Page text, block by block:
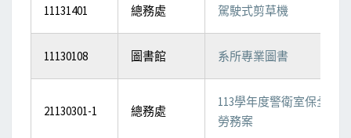
11131401 總務處 駕駛式剪草機
11130108 圖書館 系所專業圖書
21130301-1 總務處
113學年度警衛室保全
勞務案